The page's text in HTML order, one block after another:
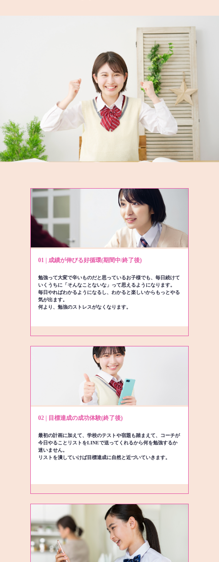
01 | 成績が伸びる好循環(期間中/終了後)
勉強って大変で辛いものだと思っているお子様でも、毎日続けて
いくうちに「そんなことないな」って思えるようになります。
毎日やればわかるようになるし、わかると楽しいからもっとやる
気が出ます。
何より、勉強のストレスがなくなります。
02 | 目標達成の成功体験(終了後)
最初の計画に加えて、学校のテストや宿題も踏まえて、コーチが
今日やることリストをLINEで送ってくれるから何を勉強するか
迷いません。
リストを潰していけば目標達成に自然と近づいていきます。